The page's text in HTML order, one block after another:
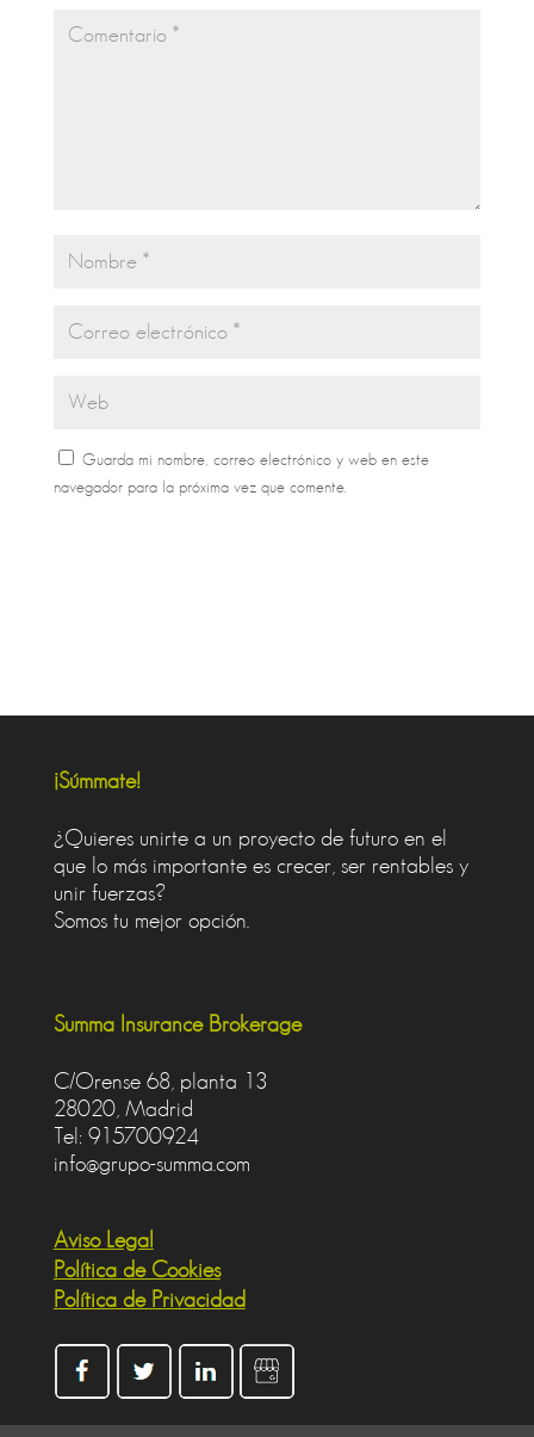
Guarda mi nombre, correo electrónico y web en este
navegador para la próxima vez que comente.
¡Súmmate!
¿Quieres unirte a un proyecto de futuro en el
que lo más importante es crecer, ser rentables y
unir fuerzas?
Somos tu mejor opción.
Summa Insurance Brokerage
C/Orense 68, planta 13
28020, Madrid
Tel: 915700924
info@grupo-summa.com
Aviso Legal
Política de Cookies
Política de Privacidad